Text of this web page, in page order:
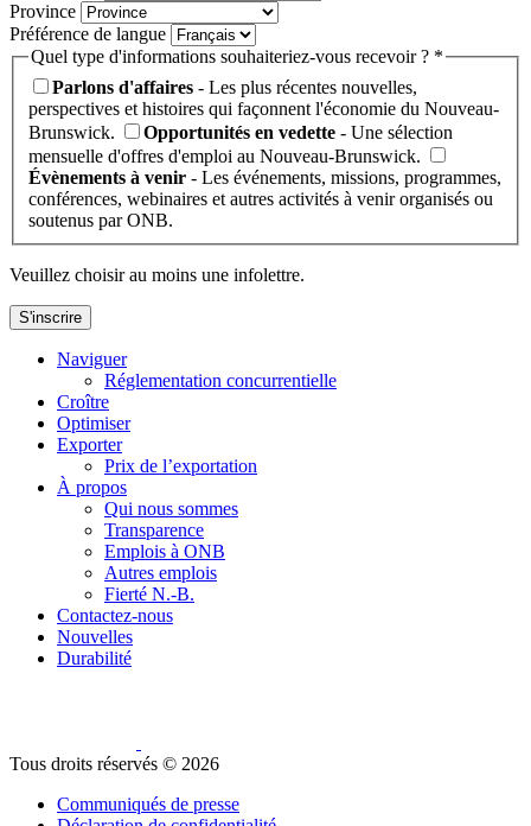
Province
Préférence de langue
Quel type d'informations souhaiteriez-vous recevoir ? *
Parlons d'affaires - Les plus récentes nouvelles,
perspectives et histoires qui façonnent l'économie du Nouveau-
Brunswick.
Opportunités en vedette - Une sélection
mensuelle d'offres d'emploi au Nouveau-Brunswick.
Évènements à venir - Les événements, missions, programmes,
conférences, webinaires et autres activités à venir organisés ou
soutenus par ONB.
Veuillez choisir au moins une infolettre.
S'inscrire
Naviguer
Réglementation concurrentielle
Croître
Optimiser
Exporter
Prix de l’exportation
À propos
Qui nous sommes
Transparence
Emplois à ONB
Autres emplois
Fierté N.-B.
Contactez-nous
Nouvelles
Durabilité
Tous droits réservés © 2026
Communiqués de presse